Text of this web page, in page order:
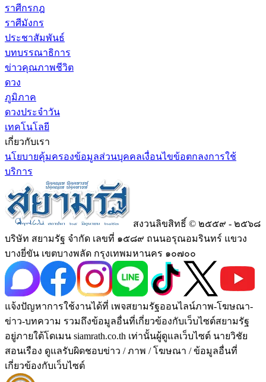
ราศีกรกฎ
ราศีมังกร
ประชาสัมพันธ์
บทบรรณาธิการ
ข่าวคุณภาพชีวิต
ดวง
ภูมิภาค
ดวงประจำวัน
เทคโนโลยี
เกี่ยวกับเรา
นโยบายคุ้มครองข้อมูลส่วนบุคคลเงื่อนไขข้อตกลงการใช้
บริการ
สงวนลิขสิทธิ์ © ๒๕๕๙ - ๒๕๖๘
บริษัท สยามรัฐ จำกัด เลขที่ ๑๕๘๙ ถนนอรุณอมรินทร์ แขวง
บางยี่ขัน เขตบางพลัด กรุงเทพมหานคร ๑๐๗๐๐
แจ้งปัญหาการใช้งานได้ที่ เพจสยามรัฐออนไลน์ภาพ-โฆษณา-
ข่าว-บทความ รวมถึงข้อมูลอื่นที่เกี่ยวข้องกับเว็บไซต์สยามรัฐ
อยู่ภายใต้โดเมน siamrath.co.th เท่านั้นผู้ดูแลเว็บไซต์ นายวิชัย
สอนเรือง ดูแลรับผิดชอบข่าว / ภาพ / โฆษณา / ข้อมูลอื่นที่
เกี่ยวข้องกับเว็บไซต์